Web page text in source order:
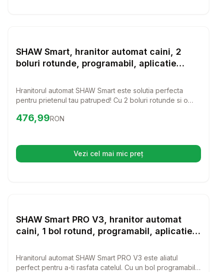
Hranitoare inteligente
SHAW Smart, hranitor automat caini, 2
boluri rotunde, programabil, aplicatie
caini si pisici, 2 boluri rotunde,
programabil, aplicatie mobila, PVC, negru,
Hranitorul automat SHAW Smart este solutia perfecta
pentru prietenul tau patruped! Cu 2 boluri rotunde si o
cainele sau pisica ta la orele dorite.
Preț: 476.99
476,99RON
Vezi cel mai mic preț(se deschide într-o filă nouă)
Hranitoare inteligente
SHAW Smart PRO V3, hranitor automat
caini, 1 bol rotund, programabil, aplicatie
automat caini si pisici, 1 bol rotund,
programabil, aplicatie mobila, PVC, negru,
Hranitorul automat SHAW Smart PRO V3 este aliatul
perfect pentru a-ti rasfata catelul. Cu un bol programabil